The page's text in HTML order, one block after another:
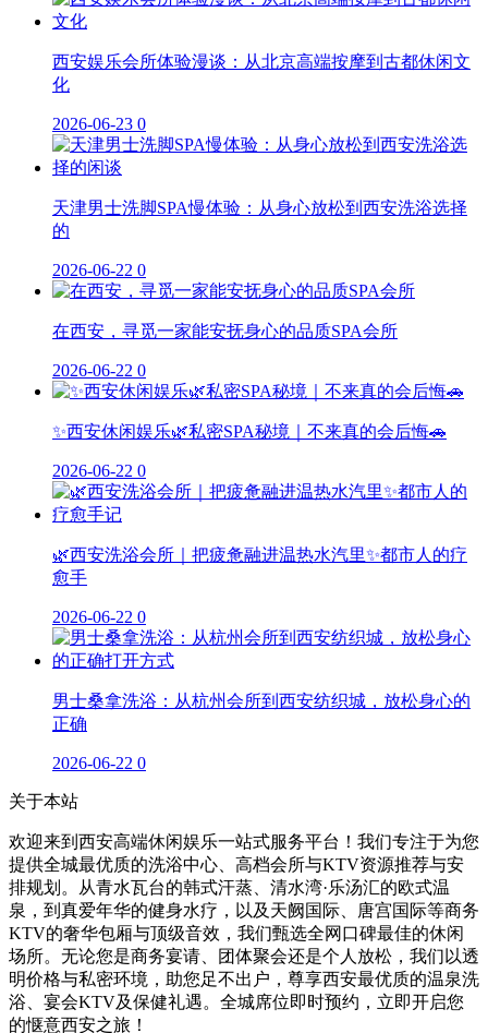
西安娱乐会所体验漫谈：从北京高端按摩到古都休闲文
化
2026-06-23 0
天津男士洗脚SPA慢体验：从身心放松到西安洗浴选择
的
2026-06-22 0
在西安，寻觅一家能安抚身心的品质SPA会所
2026-06-22 0
✨西安休闲娱乐🌿私密SPA秘境｜不来真的会后悔🚗
2026-06-22 0
🌿西安洗浴会所｜把疲惫融进温热水汽里✨都市人的疗
愈手
2026-06-22 0
男士桑拿洗浴：从杭州会所到西安纺织城，放松身心的
正确
2026-06-22 0
关于本站
欢迎来到西安高端休闲娱乐一站式服务平台！我们专注于为您
提供全城最优质的洗浴中心、高档会所与KTV资源推荐与安
排规划。从青水瓦台的韩式汗蒸、清水湾·乐汤汇的欧式温
泉，到真爱年华的健身水疗，以及天阙国际、唐宫国际等商务
KTV的奢华包厢与顶级音效，我们甄选全网口碑最佳的休闲
场所。无论您是商务宴请、团体聚会还是个人放松，我们以透
明价格与私密环境，助您足不出户，尊享西安最优质的温泉洗
浴、宴会KTV及保健礼遇。全城席位即时预约，立即开启您
的惬意西安之旅！